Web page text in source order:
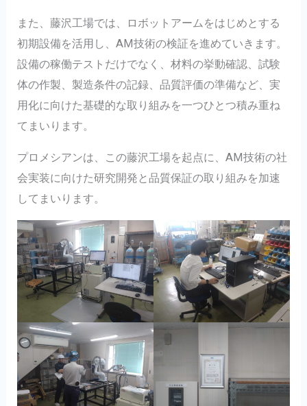
また、藤沢工場では、ロボットアームをはじめとする
初期設備を活用し、AM技術の検証を進めていきます。
設備の稼働テストだけでなく、材料の挙動確認、試験
体の作製、製造条件の記録、品質評価の準備など、実
用化に向けた基礎的な取り組みを一つひとつ積み重ね
てまいります。
プロメシアンは、この藤沢工場を起点に、AM技術の社
会実装に向けた研究開発と品質保証の取り組みを加速
してまいります。